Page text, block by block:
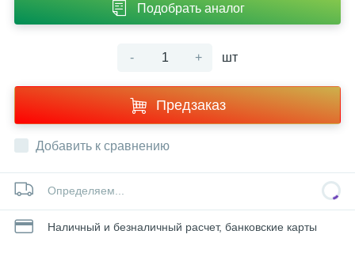
Подобрать аналог
- + шт
Предзаказ
Добавить к сравнению
Определяем...
Наличный и безналичный расчет, банковские карты